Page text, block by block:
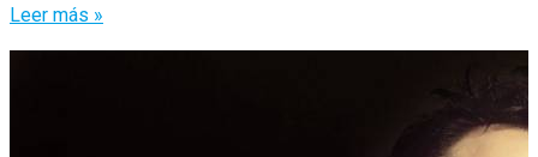
«Por
si»
Leer más »